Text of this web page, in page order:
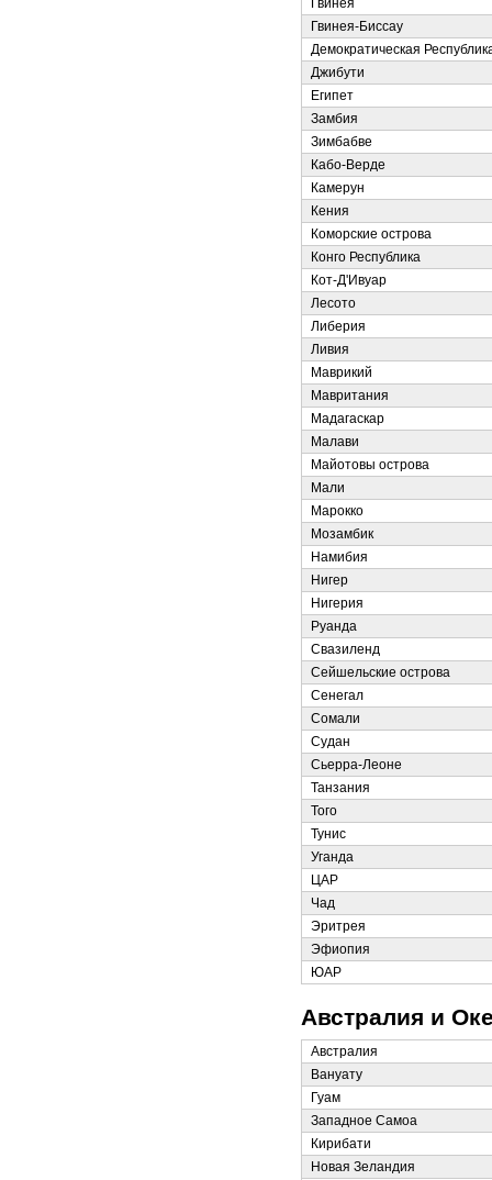
Гвинея-Биссау
Демократическая
Джибути
Египет
Замбия
Зимбабве
Кабо-Верде
Камерун
Кения
Коморские острова
Конго Республика
Кот-Д'Ивуар
Лесото
Либерия
Ливия
Маврикий
Мавритания
Мадагаскар
Малави
Майотовы острова
Мали
Марокко
Мозамбик
Намибия
Нигер
Нигерия
Руанда
Свазиленд
Сейшельские острова
Сенегал
Сомали
Судан
Сьерра-Леоне
Танзания
Того
Тунис
Уганда
ЦАР
Чад
Эритрея
Эфиопия
ЮАР
Австралия и
Австралия
Вануату
Гуам
Западное Самоа
Кирибати
Новая Зеландия